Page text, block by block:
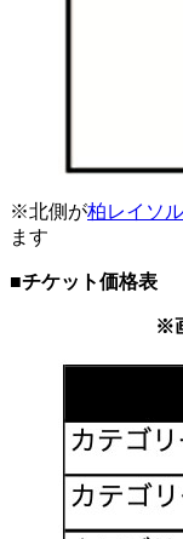
※北側が柏レイソル
ます
■チケット価格表
※